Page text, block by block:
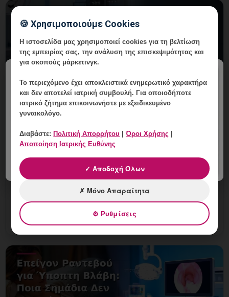
Κολύμπι μετά από Θεραπεία
Κονδυλωμάτων: Πότε Επιτρέπεται;
6 Αυγούστου, 2026
εξατομικευμένη γυναικολογική αξιολόγηση, σαφές
πλάνο παρακολούθησης και ραντεβού στη Vital
WomanHood Clinic Γλυφάδ
🍪 Χρησιμοποιούμε Cookies
Η ιστοσελίδα μας χρησιμοποιεί cookies για τη βελτίωση
της εμπειρίας σας, την ανάλυση της επισκεψιμότητας και
για σκοπούς μάρκετινγκ.
Το περιεχόμενο έχειαποκλειστικά ενημερωτικό χαρακτήρα
και δεν αποτελεί ιατρική συμβουλή. Για οποιοδήποτε
ιατρικό ζήτημα επικοινωνήστε με εξειδικευμένο
γυναικολόγο.
Διαβάστε:Πολιτική Απορρήτου |Όροι Χρήσης |
Αποποίηση Ιατρικής Ευθύνης
✓ Αποδοχή Όλων
✗ Μόνο Απαραίτητα
⚙ Ρυθμίσεις